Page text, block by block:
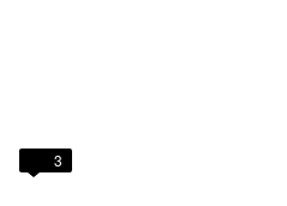
3